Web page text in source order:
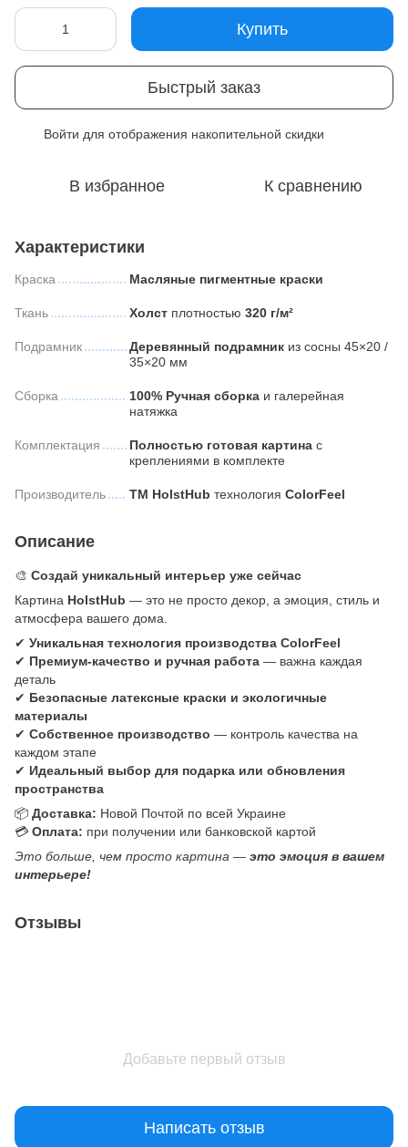
Купить
Быстрый заказ
Войти для отображения накопительной скидки
В избранное К сравнению
Характеристики
Краска Масляные пигментные краски
Ткань Холст плотностью 320 г/м²
Подрамник Деревянный подрамник из сосны 45×20 /
35×20 мм
Сборка 100% Ручная сборка и галерейная
натяжка
Комплектация Полностью готовая картина с
креплениями в комплекте
Производитель ТМ HolstHub технология ColorFeel
Описание
🎨 Создай уникальный интерьер уже сейчас
Картина HolstHub — это не просто декор, а эмоция, стиль и
атмосфера вашего дома.
✔ Уникальная технология производства ColorFeel
✔ Премиум-качество и ручная работа — важна каждая
деталь
✔ Безопасные латексные краски и экологичные
материалы
✔ Собственное производство — контроль качества на
каждом этапе
✔ Идеальный выбор для подарка или обновления
пространства
📦 Доставка: Новой Почтой по всей Украине
💳 Оплата: при получении или банковской картой
Это больше, чем просто картина — это эмоция в вашем
интерьере!
Отзывы
Добавьте первый отзыв
Написать отзыв